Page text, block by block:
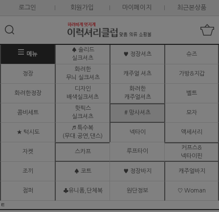
로그인 회원가입 마이페이지 최근본상품
메뉴
♠ 솔리드
실크셔츠
♥ 정장셔츠 슈즈
정장
화려한
무늬 실크셔츠
캐주얼 셔츠 가방&지갑
화려한정장
디자인
배색실크셔츠
화려한
캐주얼셔츠
벨트
콤비세트
핫픽스
실크셔츠
# 망사셔츠 모자
★ 턱시도
♬ 특수복
(무대.공연,댄스)
넥타이 액세서리
자켓 스카프 루프타이
커프스&
넥타이핀
조끼 ♠ 코트 ♥ 정장바지 캐주얼바지
점퍼 ♣유니폼,단체복 원단정보 ♡ Woman
ㅌ